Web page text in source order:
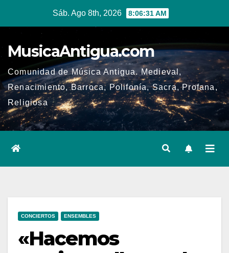
Sáb. Ago 8th, 2026 8:06:31 AM
MusicaAntigua.com
Comunidad de Música Antigua. Medieval,
Renacimiento, Barroca, Polifonía, Sacra, Profana,
Religiosa
CONCIERTOS ENSEMBLES
«Hacemos